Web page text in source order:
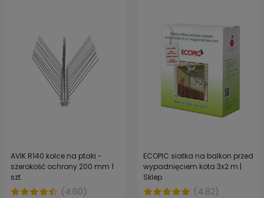
AVIK R140 kolce na ptaki -
szerokość ochrony 200 mm 1
szt.
(4.60)
ECOPIC siatka na balkon przed
wypadnięciem kota 3x2 m |
Sklep
(4.82)